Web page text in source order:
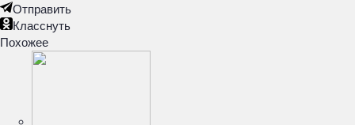
Отправить
Класснуть
Похожее